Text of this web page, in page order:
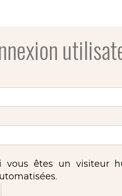
vous êtes un visiteur